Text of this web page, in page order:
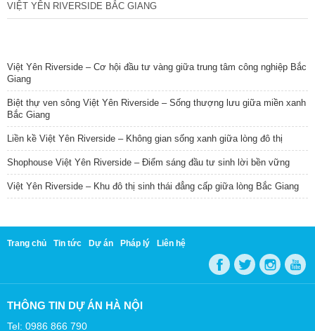
VIỆT YÊN RIVERSIDE BẮC GIANG
Việt Yên Riverside – Cơ hội đầu tư vàng giữa trung tâm công nghiệp Bắc
Giang
Biệt thự ven sông Việt Yên Riverside – Sống thượng lưu giữa miền xanh
Bắc Giang
Liền kề Việt Yên Riverside – Không gian sống xanh giữa lòng đô thị
Shophouse Việt Yên Riverside – Điểm sáng đầu tư sinh lời bền vững
Việt Yên Riverside – Khu đô thị sinh thái đẳng cấp giữa lòng Bắc Giang
Trang chủ Tin tức Dự án Pháp lý Liên hệ
THÔNG TIN DỰ ÁN HÀ NỘI
Tel: 0986 866 790